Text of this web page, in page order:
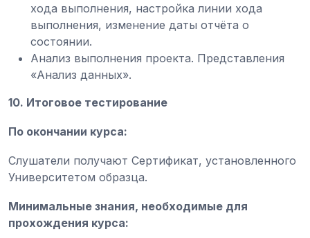
хода выполнения, настройка линии хода
выполнения, изменение даты отчёта о
состоянии.
Анализ выполнения проекта. Представления
«Анализ данных».
10. Итоговое тестирование
По окончании курса:
Слушатели получают Сертификат, установленного
Университетом образца.
Минимальные знания, необходимые для
прохождения курса: